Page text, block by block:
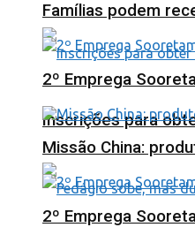
Inscrições para
Famílias podem
2º Emprega
Missão China:
2º Emprega